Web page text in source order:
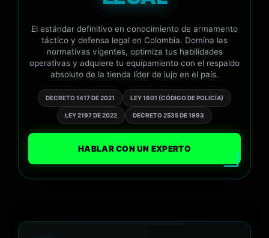
El estándar definitivo en conocimiento de armamento
táctico y defensa legal en Colombia. Domina las
normativas vigentes, optimiza tus habilidades
operativas y adquiere tu equipamiento con el respaldo
absoluto de la tienda líder de lujo en el país.
DECRETO 1417 DE 2021 LEY 1801 (CÓDIGO DE POLICÍA)
LEY 2197 DE 2022 DECRETO 2535 DE 1993
HABLAR CON UN EXPERTO